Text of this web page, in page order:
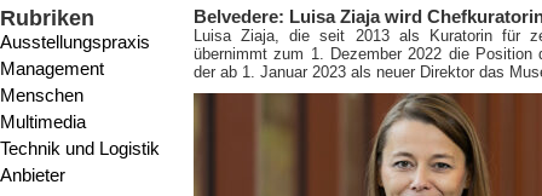
Rubriken
Ausstellungspraxis
Management
Menschen
Multimedia
Technik und Logistik
Anbieter
Belvedere: Luisa Ziaja wird
Luisa Ziaja, die seit 2013 als Kuratorin für
übernimmt zum 1. Dezember 2022 die
der ab 1. Januar 2023 als neuer Direktor das